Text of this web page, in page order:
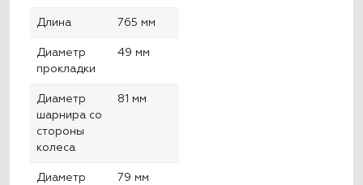
Длина 765 мм
Диаметр
прокладки
49 мм
Диаметр
шарнира со
стороны
колеса
81 мм
Диаметр
79 мм